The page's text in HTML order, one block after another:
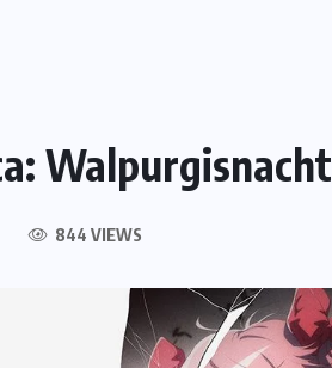
Walpurgisnacht
844 VIEWS